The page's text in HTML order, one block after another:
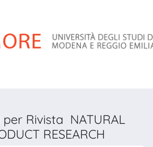
per Rivista NATURAL
RESEARCH